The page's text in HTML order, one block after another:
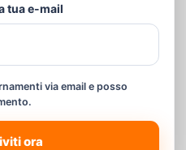
tua e-mail
via email e posso
ora